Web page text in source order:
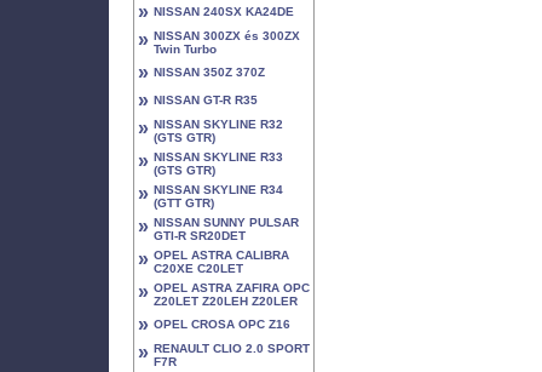
» NISSAN 240SX KA24DE
» NISSAN 300ZX és 300ZX
Twin Turbo
» NISSAN 350Z 370Z
» NISSAN GT-R R35
» NISSAN SKYLINE R32
(GTS GTR)
» NISSAN SKYLINE R33
(GTS GTR)
» NISSAN SKYLINE R34
(GTT GTR)
» NISSAN SUNNY PULSAR
GTI-R SR20DET
» OPEL ASTRA CALIBRA
C20XE C20LET
» OPEL ASTRA ZAFIRA OPC
Z20LET Z20LEH Z20LER
» OPEL CROSA OPC Z16
» RENAULT CLIO 2.0 SPORT
F7R